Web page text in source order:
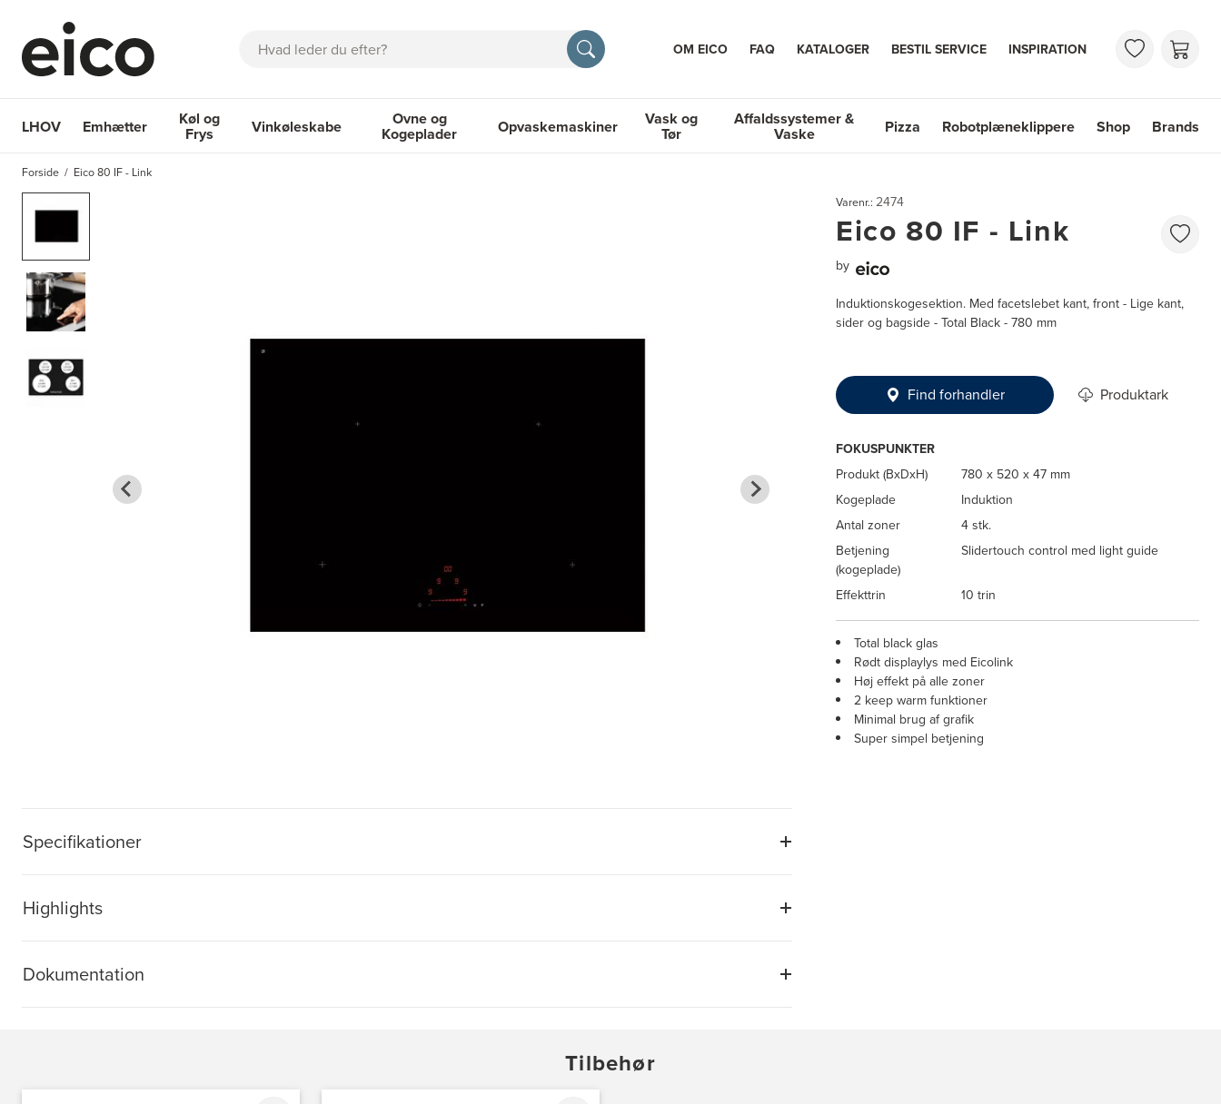
Søg OM EICO FAQ KATALOGER BESTIL SERVICE INSPIRATION
LHOV Emhætter
Emhætter
Køl og
Frys Vinkøleskabe Ovne og
Kogeplader Opvaskemaskiner Vask og
Tør
Affaldssystemer &
Vaske Pizza Robotplæneklippere Shop Brands
Forside Eico 80 IF - Link
Specifikationer
Highlights
Dokumentation
Varenr.: 2474
Eico 80 IF - Link
by
Induktionskogesektion. Med facetslebet kant, front - Lige kant,
sider og bagside - Total Black - 780 mm
Find forhandler Produktark
FOKUSPUNKTER
Produkt (BxDxH)
780 x 520 x 47 mm
Kogeplade
Induktion
Antal zoner
4 stk.
Betjening
(kogeplade)
Slidertouch control med light guide
Effekttrin 10 trin
Total black glas
Rødt displaylys med Eicolink
Høj effekt på alle zoner
2 keep warm funktioner
Minimal brug af grafik
Super simpel betjening
Tilbehør